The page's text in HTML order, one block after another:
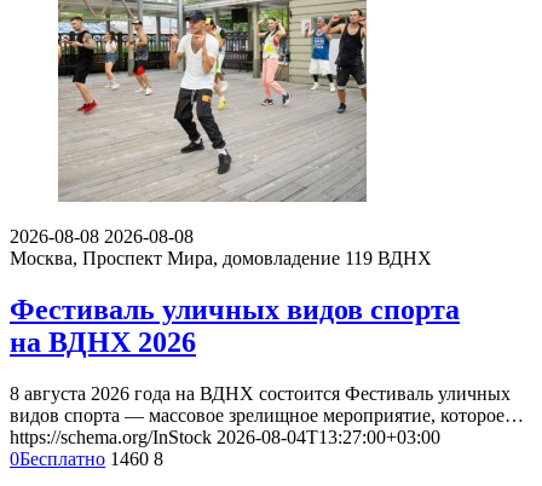
2026-08-08 2026-08-08
Москва, Проспект Мира, домовладение 119 ВДНХ
Фестиваль уличных видов спорта
на ВДНХ 2026
8 августа 2026 года на ВДНХ состоится Фестиваль уличных
видов спорта — массовое зрелищное мероприятие, которое…
https://schema.org/InStock 2026-08-04T13:27:00+03:00
0Бесплатно 1460 8